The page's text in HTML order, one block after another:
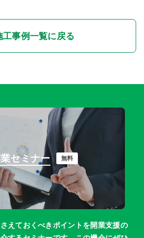
工事例一覧に戻る
セミナー 無料
えておくべきポイントを開業支援の